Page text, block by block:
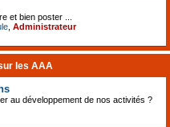
et bien poster ...
Administrateur
les AAA
au développement de nos activités ?